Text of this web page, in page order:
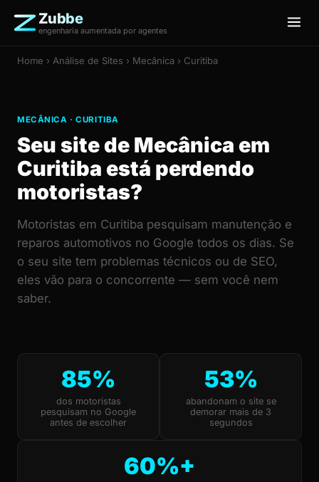
Zubbe
engenharia aumentada por agentes
Home › Análise de Sites › Mecânica › Curitiba
MECÂNICA · CURITIBA
Seu site de Mecânica em
Curitiba está perdendo
motoristas?
Motoristas em Curitiba pesquisam manutenção e
reparos automotivos no Google todos os dias. Se
o seu site tem problemas técnicos ou de SEO,
eles vão para o concorrente — sem você nem
saber.
85%
dos motoristas
pesquisam no Google
antes de escolher
53%
abandonam o site se
demorar mais de 3
segundos
60%+